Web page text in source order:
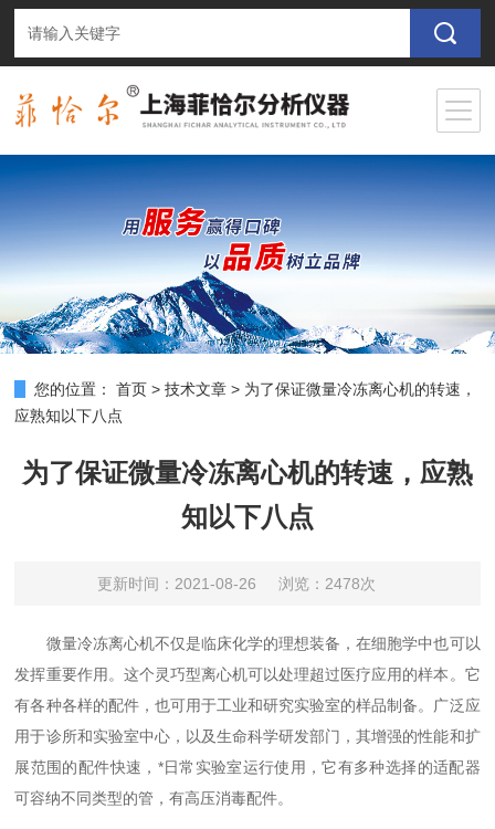
您的位置： 首页 >技术文章 > 为了保证微量冷冻离心机的转速，
应熟知以下八点
为了保证微量冷冻离心机的转速，应熟
知以下八点
更新时间：2021-08-26 浏览：2478次
微量冷冻离心机不仅是临床化学的理想装备，在细胞学中也可以
发挥重要作用。这个灵巧型离心机可以处理超过医疗应用的样本。它
有各种各样的配件，也可用于工业和研究实验室的样品制备。广泛应
用于诊所和实验室中心，以及生命科学研发部门，其增强的性能和扩
展范围的配件快速，*日常实验室运行使用，它有多种选择的适配器
可容纳不同类型的管，有高压消毒配件。